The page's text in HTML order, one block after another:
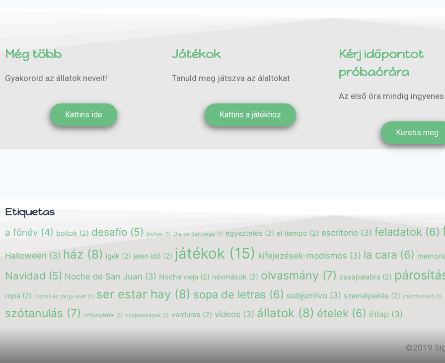
Még több
Gyakorold az állatok neveit!
Kattins ide
Játékok
Tanuld meg játszva az álaltokat
Kattins a játékhoz
Kérj időpontot
próbaórára
Az első óra mindig ingyenes
Keress meg
Etiquetas
a főnév (4) boltok (2) desafío (5) dichos (1) Día de San jorge (1) egyeztetés (2) el tiempo (2) escritorio (3) feladatok (6)
Halloween (3) ház (8) igék (2) jelen idő (2) játékok (15) kifejezések-modismos (3) la cara (6)
Navidad (5) Noche de San Juan (3) Noche vieja (2) névmások (2) olvasmány (7) pasapalabra (2)
ropa (2) részes és tárgy eset (1) ser estar hay (8) sopa de letras (6) subjuntivo (3) személyleírás (2) szintfelmérő (1)
szótanulás (7) szövegértés (1) tulajdonságok (1) verduras (2) videos (3) állatok (8) ételek (6) étlap (3)
©2019